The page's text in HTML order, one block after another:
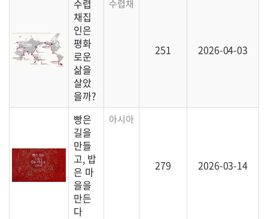
수렵
채집
인은
평화
로운
삶을
살았
을까?
수렵채집과 농경으로 대표되는 인간의 생
251 2026-04-03
빵은
길을
만들
고, 밥
은 마
을을
만든
다
아시아 각지의 주요 곡물을 살펴봅니다.
279 2026-03-14